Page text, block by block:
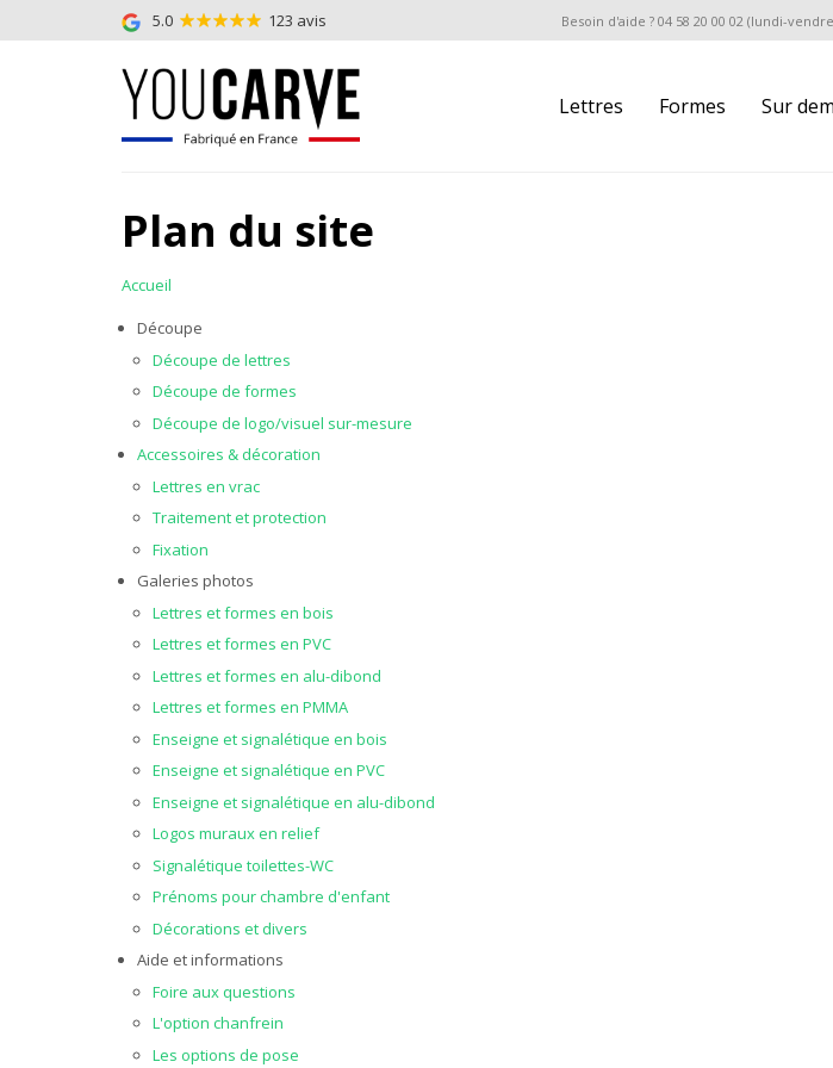
5.0 123 avis Besoin d'aide ? 04 58 20 00 02 (lundi-
Lettres Formes Sur
Plan du site
Accueil
Découpe
Découpe de lettres
Découpe de formes
Découpe de logo/visuel sur-mesure
Accessoires & décoration
Lettres en vrac
Traitement et protection
Fixation
Galeries photos
Lettres et formes en bois
Lettres et formes en PVC
Lettres et formes en alu-dibond
Lettres et formes en PMMA
Enseigne et signalétique en bois
Enseigne et signalétique en PVC
Enseigne et signalétique en alu-dibond
Logos muraux en relief
Signalétique toilettes-WC
Prénoms pour chambre d'enfant
Décorations et divers
Aide et informations
Foire aux questions
L'option chanfrein
Les options de pose